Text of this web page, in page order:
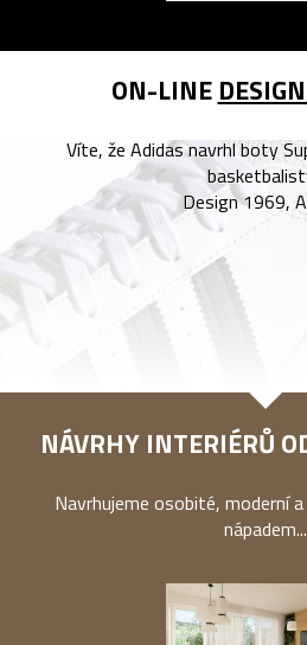
ON-LINE
Víte, že Adidas navrhl boty
Design 1969,
NÁVRHY INTERIÉRŮ
Navrhujeme osobité, moderní
nápadem...